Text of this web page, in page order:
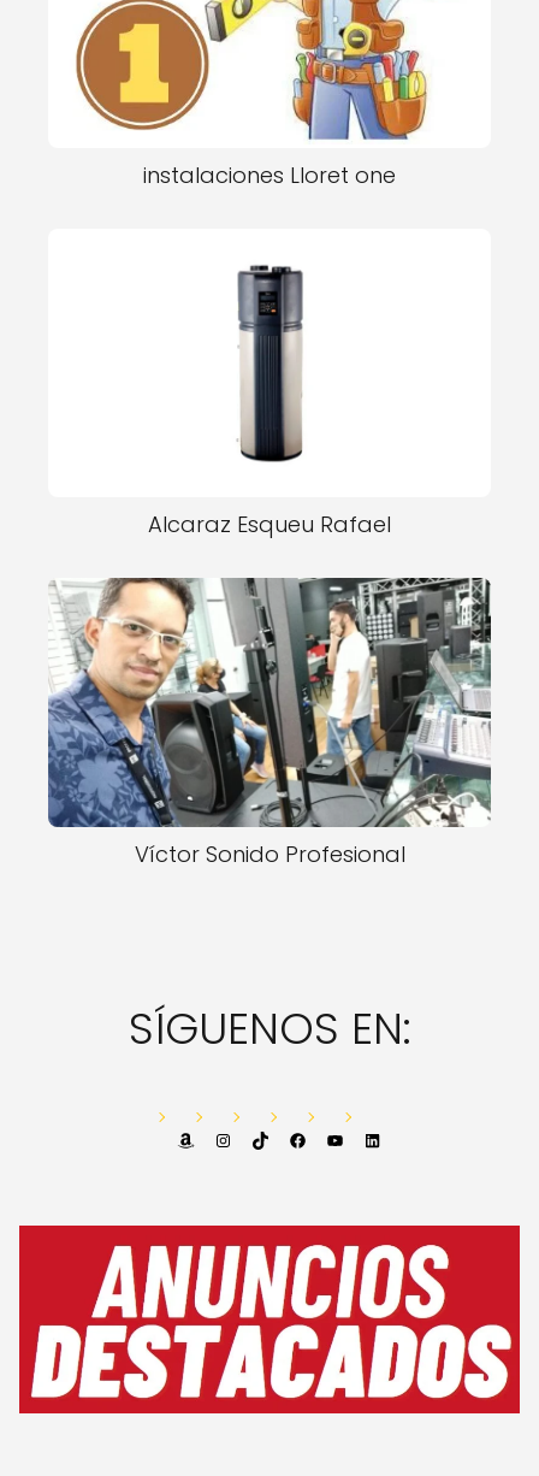
instalaciones Lloret one
Alcaraz Esqueu Rafael
Víctor Sonido Profesional
SÍGUENOS EN:
AmazonInstagram
TikTok FacebookYouTube